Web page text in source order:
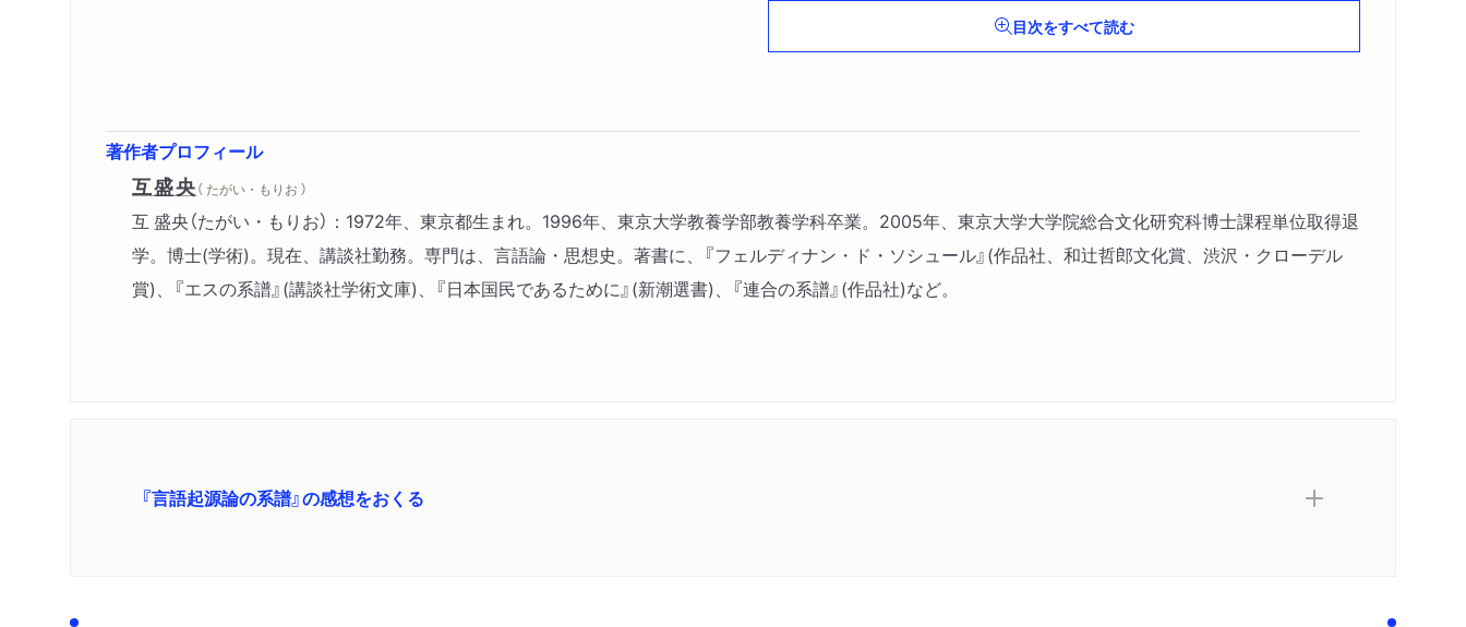
第Ⅳ章 起源を証明する――「社会契約」の時代：一七世紀から一八世紀へ
終 章 「起源の言語」を語る天使たち
目次をすべて読む
著作者プロフィール
互盛央（ たがい・もりお ）
互 盛央（たがい・もりお）：1972年、東京都生まれ。1996年、東京大学教養学部教養学科卒業。2005年、東京大学大学院総合文化研究科博士課程単位取得退
学。博士(学術)。現在、講談社勤務。専門は、言語論・思想史。著書に、『フェルディナン・ド・ソシュール』(作品社、和辻哲郎文化賞、渋沢・クローデル
賞)、『エスの系譜』(講談社学術文庫)、『日本国民であるために』(新潮選書)、『連合の系譜』(作品社)など。
『言語起源論の系譜』の感想をおくる